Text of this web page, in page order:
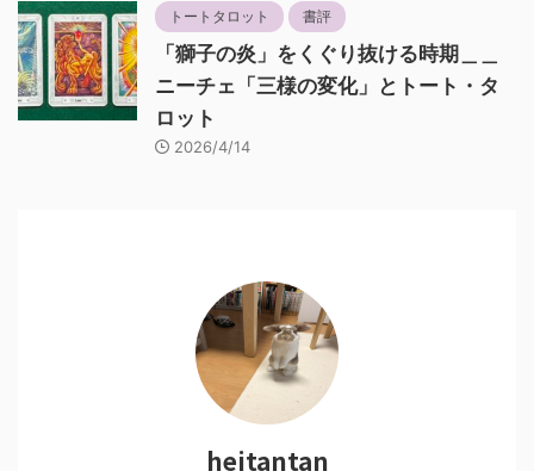
トートタロット 書評
「獅子の炎」をくぐり抜ける時期＿＿
ニーチェ「三様の変化」とトート・タ
ロット
2026/4/14
heitantan